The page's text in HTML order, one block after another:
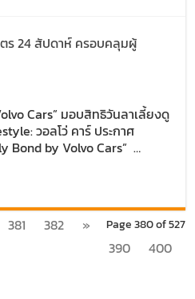
ร 24 สัปดาห์ ครอบคลุมผู้
Cars” มอบสิทธิวันลาเลี้ยงดู
วอลโว่ คาร์ ประกาศ
Bond by Volvo Cars” …
Page 380 of 527
381 382
»
390
400